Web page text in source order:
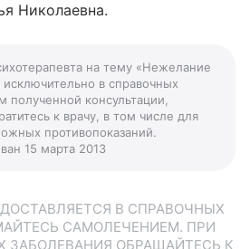
Николаевна.
на тему «Нежелание
исключительно в справочных
полученной консультации,
к врачу, в том числе для
противопоказаний.
15 марта 2013
В СПРАВОЧНЫХ
САМОЛЕЧЕНИЕМ. ПРИ
ЗАБОЛЕВАНИЯ ОБРАЩАЙТЕСЬ К